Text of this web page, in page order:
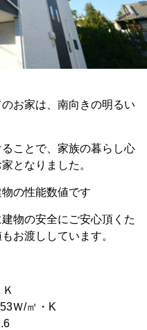
お家は、南向きの明るい
ことで、家族の暮らし心
となりました。
の性能数値です
物の安全にご安心頂くた
お渡ししています。
53Ｗ/㎡・K